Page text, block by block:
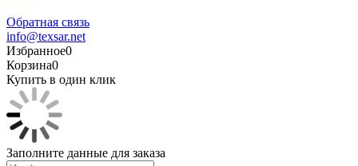
Обратная связь
info@texsar.net
Избранное0
Корзина0
Купить в один клик
Заполните данные для заказа